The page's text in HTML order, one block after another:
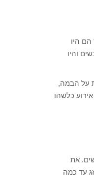
היו
והיו
על הבמה,
אירוע כלשהו
את
עד כמה